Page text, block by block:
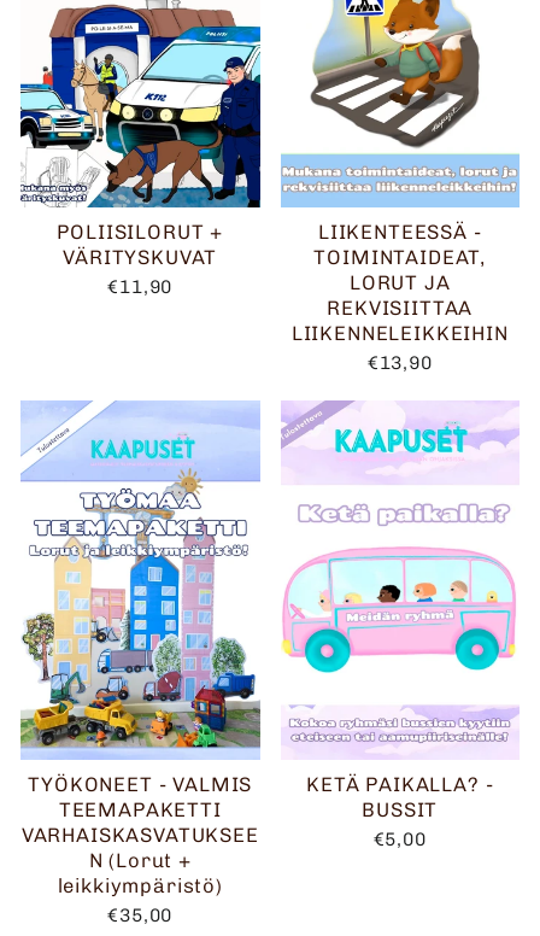
POLIISILORUT +
VÄRITYSKUVAT
€11,90
LIIKENTEESSÄ -
TOIMINTAIDEAT,
LORUT JA
REKVISIITTAA
LIIKENNELEIKKEIHIN
€13,90
TYÖKONEET - VALMIS
TEEMAPAKETTI
VARHAISKASVATUKSEE
N (Lorut +
leikkiympäristö)
€35,00
KETÄ PAIKALLA? -
BUSSIT
€5,00